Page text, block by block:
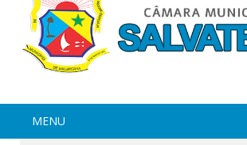
MENU